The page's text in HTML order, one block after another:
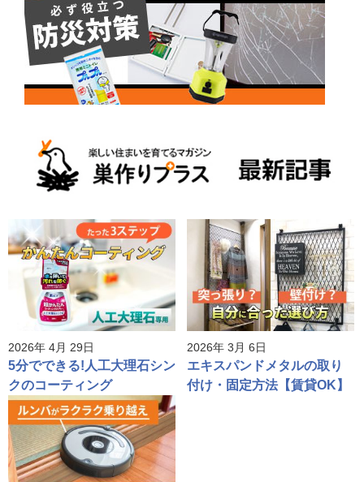
2026年 4月 29日
5分でできる!人工大理石シン
クのコーティング
2026年 3月 6日
エキスパンドメタルの取り
付け・固定方法【賃貸OK】